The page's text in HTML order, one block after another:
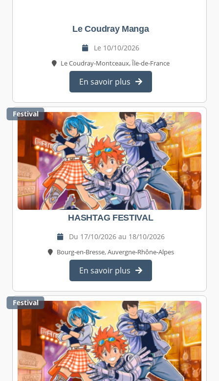
Le Coudray Manga
Le 10/10/2026
Le Coudray-Montceaux, Île-de-France
En savoir plus
Festival
HASHTAG FESTIVAL
Du 17/10/2026 au 18/10/2026
Bourg-en-Bresse, Auvergne-Rhône-Alpes
En savoir plus
Festival